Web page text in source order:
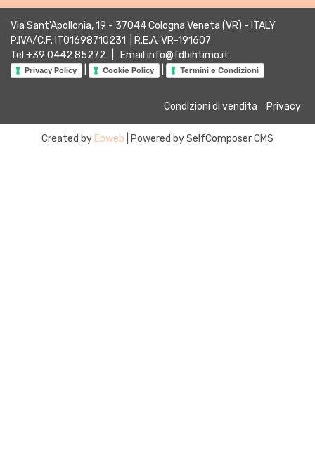
Via Sant'Apollonia, 19 - 37044 Cologna Veneta (VR) - ITALY
P.IVA/C.F. IT01698710231 | R.E.A: VR-191607
Tel +39 0442 85272 | Email info@fdbintimo.it
Privacy Policy Cookie Policy Termini e Condizioni
Condizioni di vendita Privacy
Created by Ebweb | Powered by SelfComposer CMS